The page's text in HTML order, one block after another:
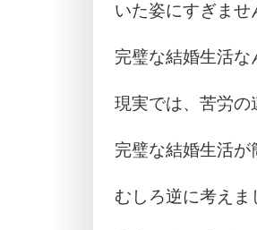
いた姿にすぎませ
完璧な結婚生活な
現実では、苦労の
完璧な結婚生活が
むしろ逆に考えま